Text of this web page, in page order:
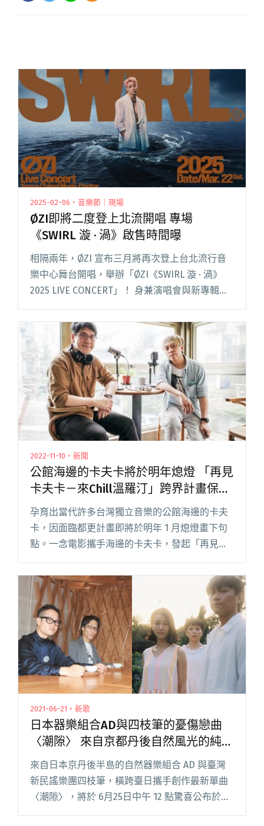
2025-02-06・音樂節｜現場
ØZI即將二度登上北流開唱 專場
《SWIRL 漩 · 渦》啟售時間曝
相隔兩年，ØZI 宣布三月將再次登上台北流行音
樂中心舞台開唱，舉辦「ØZI《SWIRL 漩 · 渦》
2025 LIVE CONCERT」！ 身兼演唱會與新專輯的
製作人，ØZI 整個春節都忙著籌備內容，完全閒
不下來表示：「目前心情挺複雜。一方閱讀全文
"ØZI即將二度登上北流開唱 專場《SWIRL 漩 ·
渦》啟售時間曝"
2022-11-10・新聞
公館海邊的卡夫卡將於明年熄燈 「再見
卡夫卡－來Chill溫羅汀」跨界計畫保存
在地音樂文化
孕育出當代許多台灣獨立音樂的公館海邊的卡夫
卡，因面臨都更計畫即將於明年 1 月熄燈畫下句
點。一念電影攜手海邊的卡夫卡，發起「再見卡
（10）日正式公布主視覺與計畫預告，宣告將在
正式熄燈前，推閱讀全文 "公館海邊的卡夫卡將
於明年熄燈 「再見卡夫卡－來Chill溫羅汀」跨界
計畫保存在地音樂文化"
2021-06-21・新歌
日本器樂組合AD與四枝筆的憂傷戀曲
〈潮隙〉 來自京都丹後自然風光的純粹
原音
來自日本京丹後半島的自然器樂組合 AD 與臺灣
新民謠樂團四枝筆，橫跨臺日攜手創作最新單曲
〈潮隙〉，將於 6月25日中午 12 點驚喜公布於街
聲！ AD 由來自京都・丹後半島的音樂家山崎昭